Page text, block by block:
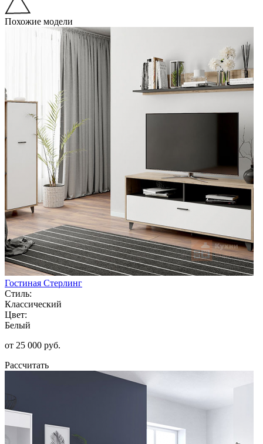
Похожие модели
Гостиная Стерлинг
Стиль:
Классический
Цвет:
Белый
от 25 000 руб.
Рассчитать